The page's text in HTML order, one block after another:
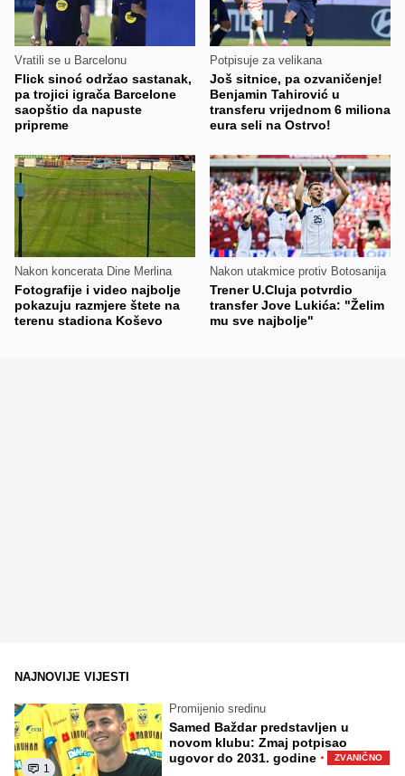
Vratili se u Barcelonu
Flick sinoć održao sastanak,
pa trojici igrača Barcelone
saopštio da napuste
pripreme
Potpisuje za velikana
Još sitnice, pa ozvaničenje!
Benjamin Tahirović u
transferu vrijednom 6 miliona
eura seli na Ostrvo!
Nakon koncerata Dine Merlina
Fotografije i video najbolje
pokazuju razmjere štete na
terenu stadiona Koševo
Nakon utakmice protiv Botosanija
Trener U.Cluja potvrdio
transfer Jove Lukića: "Želim
mu sve najbolje"
NAJNOVIJE VIJESTI
1
Promijenio sredinu
Samed Baždar predstavljen u
novom klubu: Zmaj potpisao
ugovor do 2031. godine · ZVANIČNO